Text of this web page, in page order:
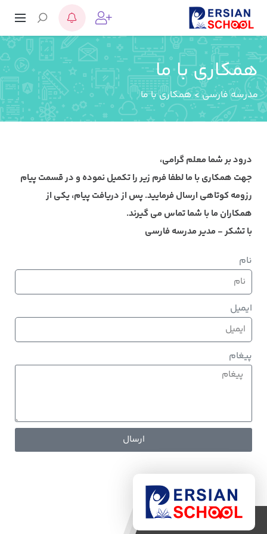
همکاری با ما
مدرسه فارسی>همکاری با ما
درود بر شما معلم گرامی،
جهت همکاری با ما لطفا فرم زیر را تکمیل نموده و در قسمت پیام
رزومه کوتاهی ارسال فرمایید. پس از دریافت پیام، یکی از
همکاران ما با شما تماس می گیرند.
با تشکر - مدیر مدرسه فارسی
نام
ایمیل
پیغام
ارسال